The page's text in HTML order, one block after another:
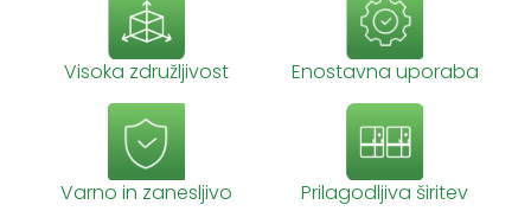
Visoka združljivost Enostavna uporaba
Varno in zanesljivo Prilagodljiva širitev